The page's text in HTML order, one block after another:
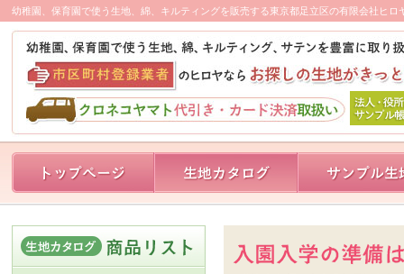
幼稚園、保育園で使う生地、綿、キルティングを販売する東京都足立区の有限会社ヒ